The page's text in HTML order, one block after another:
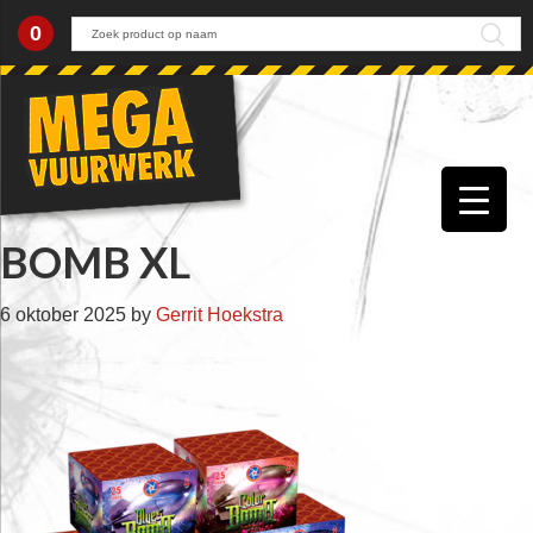
0
Skip
primary
Skip
main
Skip
primary
Skip
footer
BOMB XL
6 oktober 2025 by Gerrit Hoekstra